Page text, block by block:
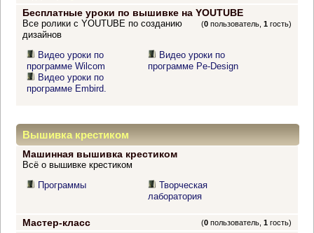
Бесплатные уроки по вышивке на YOUTUBE
(0 пользователь,1 гость)
Все ролики с YOUTUBE по созданию
дизайнов
Видео уроки по
программе Wilcom
Видео уроки по
программе Embird.
Видео уроки по
программе Pe-Design
Вышивка крестиком
Машинная вышивка крестиком
Всё о вышивке крестиком
Программы
Творческая
лаборатория
Мастер-класс (0 пользователь,1 гость)